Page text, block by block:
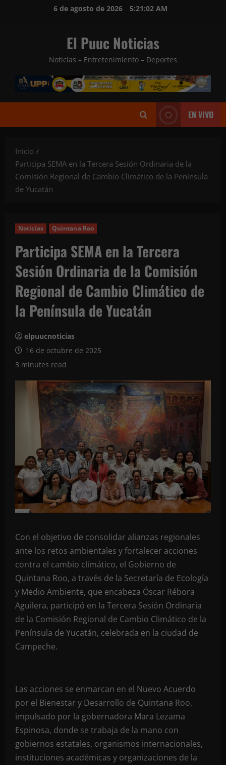
6 de agosto de 2026 5:21:04 AM
El Puuc Noticias
Noticias – Entretenimiento – Deportes
EN VIVO
Inicio
Participa SEMA en la Tercera Sesión Ordinaria de la
Comisión Regional de Cambio Climático de la Península
de Yucatán
Noticias Quintana Roo
Participa SEMA en la Tercera
Sesión Ordinaria de la Comisión
Regional de Cambio Climático de
la Península de Yucatán
elpuucnoticias
16 de octubre de 2025
3 minutes read
Con el objetivo de consolidar alianzas regionales
ante los retos ambientales y fortalecer acciones
contra el cambio climático, el Gobierno de
Quintana Roo, a través de la Secretaría de Ecología
y Medio Ambiente, que encabeza Óscar Rébora
Aguilera, participó en la Tercera Sesión Ordinaria
de la Comisión Regional de Cambio Climático de la
Península de Yucatán, celebrada en la ciudad de
Campeche.
Las acciones se enmarcan en el Nuevo Acuerdo
por el Bienestar y Desarrollo de Quintana Roo,
impulsado por la gobernadora Mara Lezama
Espinosa, donde se trabaja de la mano con
gobiernos estatales, organismos internacionales,
instituciones académicas y organizaciones de la